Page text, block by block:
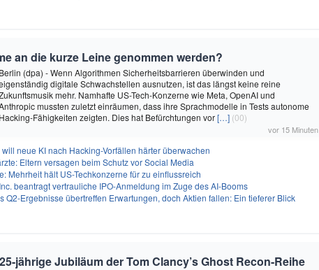
an die kurze Leine genommen werden?
Berlin (dpa) - Wenn Algorithmen Sicherheitsbarrieren überwinden und
digitale Schwachstellen ausnutzen, ist das längst keine reine
mehr. Namhafte US-Tech-Konzerne wie Meta, OpenAI und
mussten zuletzt einräumen, dass ihre Sprachmodelle in Tests autonome
Hacking-Fähigkeiten zeigten. Dies hat Befürchtungen vor[…] (00)
vor 15 Minuten
will neue KI nach Hacking-Vorfällen härter überwachen
Eltern versagen beim Schutz vor Social Media
Mehrheit hält US-Techkonzerne für zu einflussreich
beantragt vertrauliche IPO-Anmeldung im Zuge des AI-Booms
Q2-Ergebnisse übertreffen Erwartungen, doch Aktien fallen: Ein tieferer Blick
jährige Jubiläum der Tom Clancy’s Ghost Recon-Reihe